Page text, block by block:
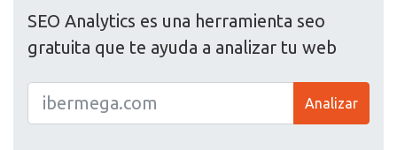
SEO Analytics es una herramienta seo
gratuita que te ayuda a analizar tu web
Analizar